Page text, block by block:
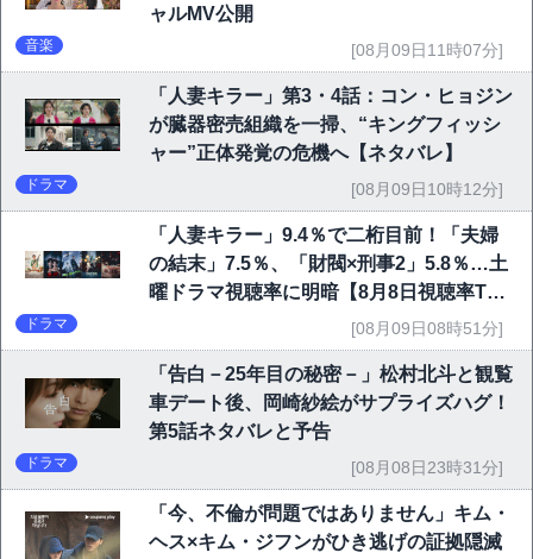
ャルMV公開
音楽 [08月09日11時07分]
「人妻キラー」第3・4話：コン・ヒョジン
が臓器密売組織を一掃、“キングフィッシ
ャー”正体発覚の危機へ【ネタバレ】
ドラマ [08月09日10時12分]
「人妻キラー」9.4％で二桁目前！「夫婦
の結末」7.5％、「財閥×刑事2」5.8％…土
曜ドラマ視聴率に明暗【8月8日視聴率TO
ドラマ [08月09日08時51分]
「告白－25年目の秘密－」松村北斗と観覧
車デート後、岡崎紗絵がサプライズハグ！
第5話ネタバレと予告
ドラマ [08月08日23時31分]
「今、不倫が問題ではありません」キム・
ヘス×キム・ジフンがひき逃げの証拠隠滅